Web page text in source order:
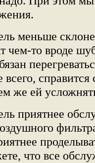
меньше
чем-то вроде
всего,
же ей
приятнее
что все